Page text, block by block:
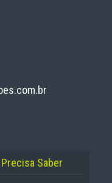
Saber